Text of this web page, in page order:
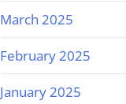
March 2025
February 2025
January 2025